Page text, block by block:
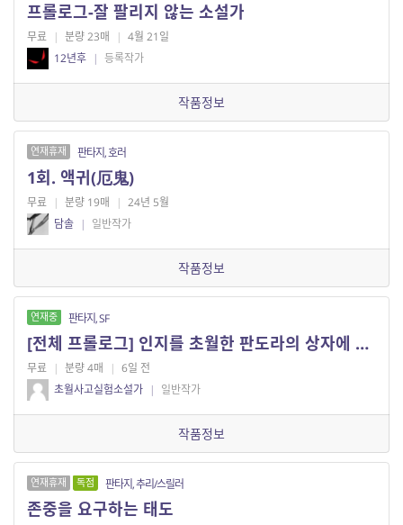
프롤로그-잘 팔리지 않는 소설가
무료 | 분량 23매 | 4월 21일
12년후 | 등록작가
작품정보
연재휴재 판타지, 호러
1회. 액귀(厄鬼)
무료 | 분량 19매 | 24년 5월
담솔 | 일반작가
작품정보
연재중 판타지, SF
[전체 프롤로그] 인지를 초월한 판도라의 상자에 다가서다
무료 | 분량 4매 | 6일 전
초월사고실험소설가 | 일반작가
작품정보
연재휴재 독점 판타지, 추리/스릴러
존중을 요구하는 태도